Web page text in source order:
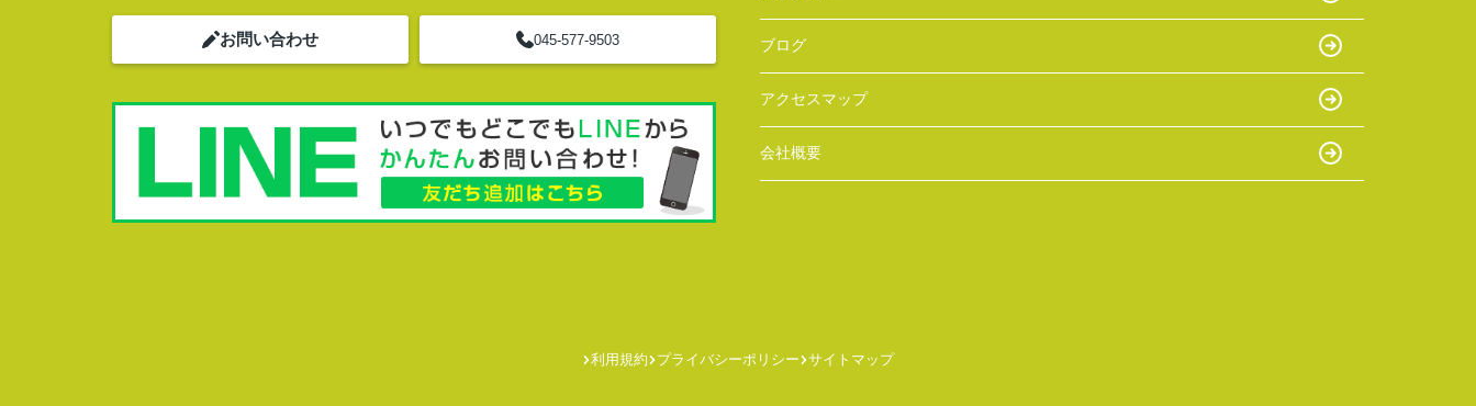
お問い合わせ 045-577-9503 ブログ
アクセスマップ
会社概要
利用規約 プライバシーポリシー サイトマップ